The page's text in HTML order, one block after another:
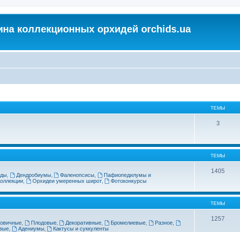
коллекционных орхидей orchids.ua
ТЕМЫ
3
ТЕМЫ
, Дендробиумы, Фаленопсисы
Пафиопедилумы и
, Орхидеи умеренных широт, Фотоконкурсы
1405
ТЕМЫ
, Плодовые, Декоративные Бромелиевые Разное
, Адениумы, Кактусы и суккуленты
1257